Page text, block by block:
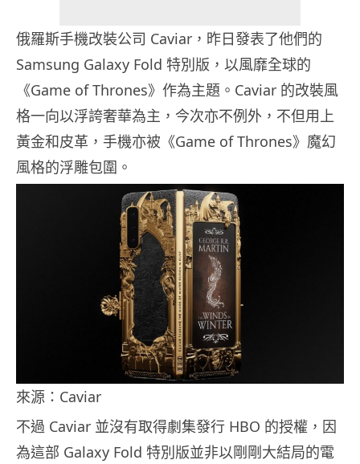
俄羅斯手機改裝公司 Caviar，昨日發表了他們的
Samsung Galaxy Fold 特別版，以風靡全球的
《Game of Thrones》作為主題。Caviar 的改裝風
格一向以浮誇奢華為主，今次亦不例外，不但用上
黃金和皮革，手機亦被《Game of Thrones》魔幻
風格的浮雕包圍。
來源：Caviar
不過 Caviar 並沒有取得劇集發行 HBO 的授權，因
為這部 Galaxy Fold 特別版並非以剛剛大結局的電